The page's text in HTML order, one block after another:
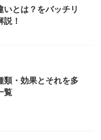
いとは？をバッチリ
！
類・効果とそれを多
覧